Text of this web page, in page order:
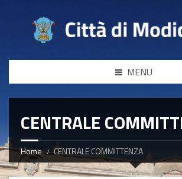
MENU
CENTRALE
Home CENTRALE COMMITTENZA